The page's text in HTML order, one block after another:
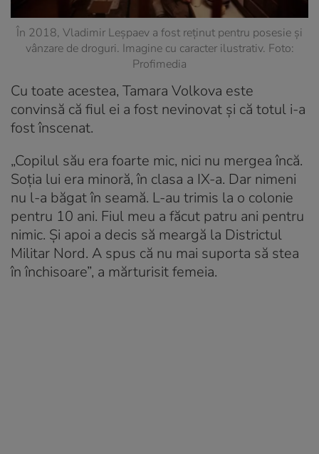
În 2018, Vladimir Leșpaev a fost reținut pentru posesie și
vânzare de droguri. Imagine cu caracter ilustrativ. Foto:
Profimedia
Cu toate acestea, Tamara Volkova este
convinsă că fiul ei a fost nevinovat și că totul i-a
fost înscenat.
„Copilul său era foarte mic, nici nu mergea încă.
Soția lui era minoră, în clasa a IX-a. Dar nimeni
nu l-a băgat în seamă. L-au trimis la o colonie
pentru 10 ani. Fiul meu a făcut patru ani pentru
nimic. Și apoi a decis să meargă la Districtul
Militar Nord. A spus că nu mai suporta să stea
în închisoare”, a mărturisit femeia.